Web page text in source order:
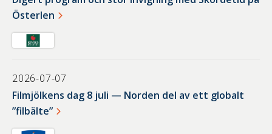
Österlen
2026-07-07
Filmjölkens dag 8 juli — Norden del av ett globalt
”filbälte”